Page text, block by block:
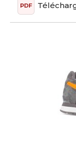
PDF